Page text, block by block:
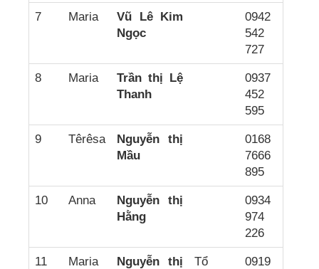
7 Maria
Vũ Lê Kim
Ngọc
0942
542
727
8 Maria
Trần thị Lệ
Thanh
0937
452
595
9 Têrêsa
Nguyễn thị
Mầu
0168
7666
895
10 Anna
Nguyễn thị
Hằng
0934
974
226
11 Maria
Nguyễn thị
Tổ
0919